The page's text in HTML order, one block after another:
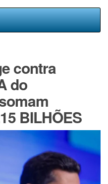
contra
do
BILHÕES